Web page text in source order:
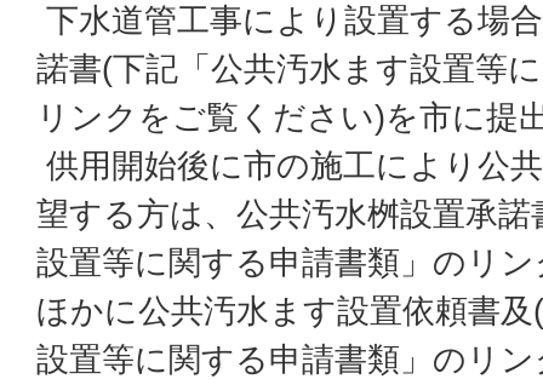
下水道管工事により設置する場
諾書(下記「公共汚水ます設置等
リンクをご覧ください)を市に提
供用開始後に市の施工により公
望する方は、公共汚水桝設置承
設置等に関する申請書類」のリ
ほかに公共汚水ます設置依頼書
設置等に関する申請書類」のリ